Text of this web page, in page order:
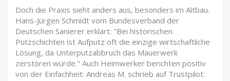
Doch die Praxis sieht anders aus, besonders im Altbau.
Hans-Jürgen Schmidt vom Bundesverband der
Deutschen Sanierer erklärt: "Bei historischen
Putzschichten ist Aufputz oft die einzige wirtschaftliche
Lösung, da Unterputzabbruch das Mauerwerk
zerstören würde." Auch Heimwerker berichten positiv
von der Einfachheit: Andreas M. schrieb auf Trustpilot: